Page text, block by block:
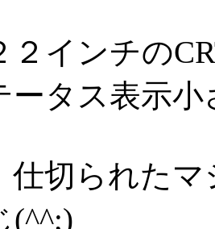
２インチの
ータス表示
仕切られた
(^^;)